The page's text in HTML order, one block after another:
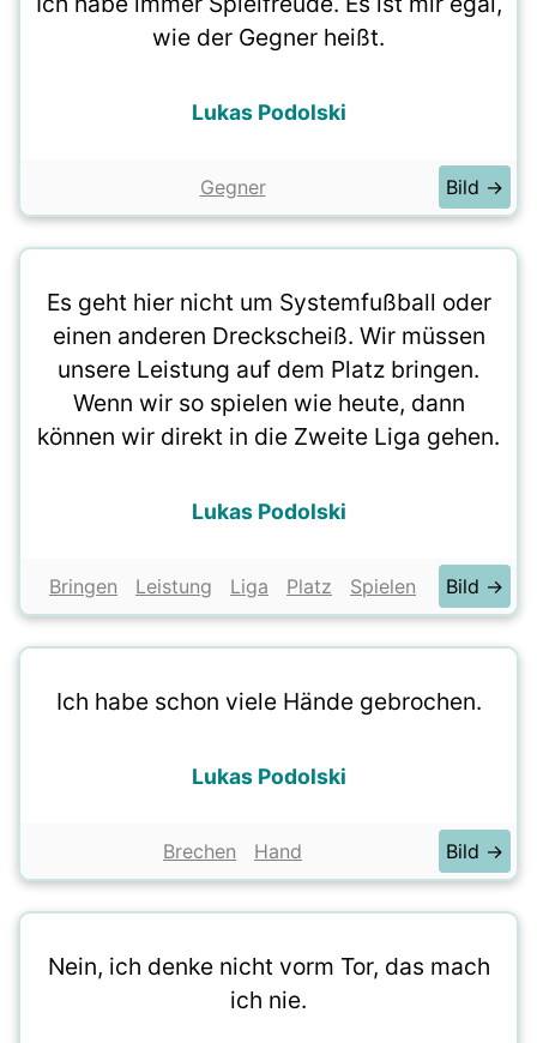
wie der Gegner heißt.
Lukas Podolski
Gegner Bild →
Es geht hier nicht um Systemfußball oder
einen anderen Dreckscheiß. Wir müssen
unsere Leistung auf dem Platz bringen.
Wenn wir so spielen wie heute, dann
können wir direkt in die Zweite Liga gehen.
Lukas Podolski
Bringen Leistung Liga Platz Spielen Bild →
Ich habe schon viele Hände gebrochen.
Lukas Podolski
Brechen Hand Bild →
Nein, ich denke nicht vorm Tor, das mach
ich nie.